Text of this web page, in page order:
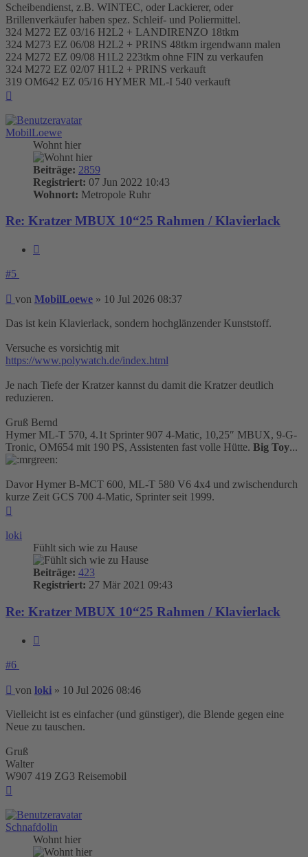
Scheibendienst, z.B. WINTEC, oder Lackierer, oder
Brillenverkäufer haben spez. Schleif- und Poliermittel.
324 M272 EZ 03/16 H2L2 + LANDIRENZO 18tkm
324 M273 EZ 06/08 H2L2 + PRINS 48tkm irgendwann malen
224 M272 EZ 09/08 H1L2 223tkm ohne FIN zu verkaufen
324 M272 EZ 02/07 H1L2 + PRINS verkauft
319 OM642 EZ 05/16 HYMER ML-I 540 verkauft
MobilLoewe
Wohnt hier
Beiträge: 2859
Registriert: 07 Jun 2022 10:43
Wohnort: Metropole Ruhr
Re: Kratzer MBUX 10“25 Rahmen / Klavierlack
#5
Beitrag
von MobilLoewe » 10 Jul 2026 08:37
Das ist kein Klavierlack, sondern hochglänzender Kunststoff.
Versuche es vorsichtig mit
https://www.polywatch.de/index.html
Je nach Tiefe der Kratzer kannst du damit die Kratzer deutlich
reduzieren.
Gruß Bernd
Hymer ML-T 570, 4.1t Sprinter 907 4-Matic, 10,25″ MBUX, 9-G-
Tronic, OM654 mit 190 PS, Assistenten fast volle Hütte. Big Toy...
Davor Hymer B-MCT 600, ML-T 580 V6 4x4 und zwischendurch
kurze Zeit GCS 700 4-Matic, Sprinter seit 1999.
loki
Fühlt sich wie zu Hause
Beiträge: 423
Registriert: 27 Mär 2021 09:43
Re: Kratzer MBUX 10“25 Rahmen / Klavierlack
#6
Beitrag
von loki » 10 Jul 2026 08:46
Vielleicht ist es einfacher (und günstiger), die Blende gegen eine
Neue zu tauschen.
Gruß
Walter
W907 419 ZG3 Reisemobil
Schnafdolin
Wohnt hier